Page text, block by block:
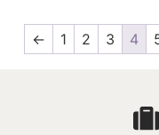
← 1 2 3 4